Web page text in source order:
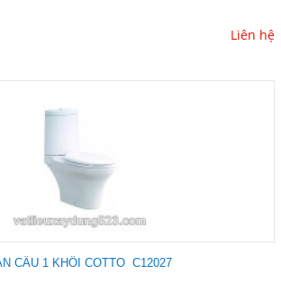
Liên hệ
CẦU 1 KHỐI COTTO C12027